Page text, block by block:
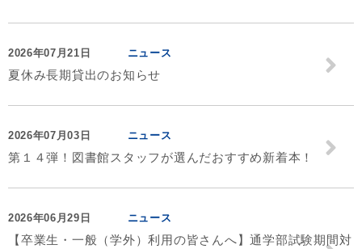
2026年07月21日 ニュース
夏休み長期貸出のお知らせ
2026年07月03日 ニュース
第１４弾！図書館スタッフが選んだおすすめ新着本！
2026年06月29日 ニュース
【卒業生・一般（学外）利用の皆さんへ】通学部試験期間対